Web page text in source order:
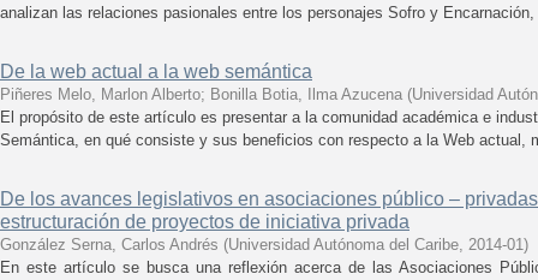
analizan las relaciones pasionales entre los personajes Sofro y
De la web actual a la web semántica
Piñeres Melo, Marlon Alberto; Bonilla Botia, Ilma Azucena (Universidad
El propósito de este artículo es presentar a la comunidad académica e
Semántica, en qué consiste y sus beneficios con respecto a la Web actual,
De los avances legislativos en asociaciones público –
estructuración de proyectos de iniciativa privada
González Serna, Carlos Andrés (Universidad Autónoma del Caribe, 2014-01)
En este artículo se busca una reflexión acerca de las Asociaciones